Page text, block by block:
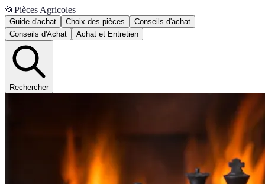
📂 Pièces Agricoles
Guide d'achat Choix des pièces
Conseils d'achat
Conseils d'Achat
Achat et Entretien
Rechercher